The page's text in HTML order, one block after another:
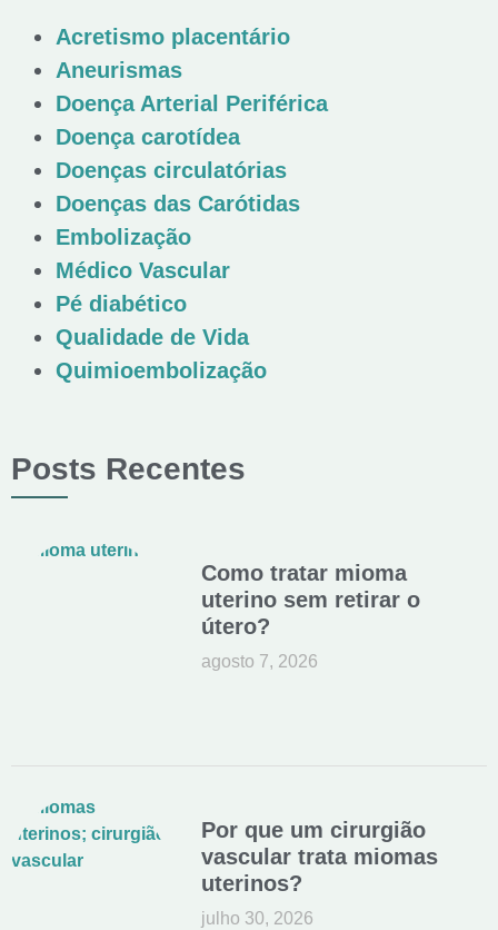
Acretismo placentário
Aneurismas
Doença Arterial Periférica
Doença carotídea
Doenças circulatórias
Doenças das Carótidas
Embolização
Médico Vascular
Pé diabético
Qualidade de Vida
Quimioembolização
Posts Recentes
Como tratar mioma
uterino sem retirar o
útero?
agosto 7, 2026
Por que um cirurgião
vascular trata miomas
uterinos?
julho 30, 2026